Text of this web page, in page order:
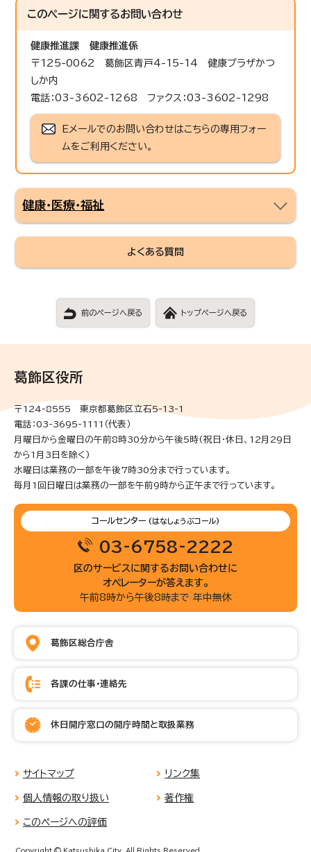
このページに関するお問い合わせ
健康推進課
健康推進係
〒125-0062 葛飾区青戸4-15-14 健康プラザかつ
しか内
電話：03-3602-1268 ファクス：03-3602-1298
Eメールでのお問い合わせはこちらの専用フォー
ムをご利用ください。
健康・医療・福祉
よくある質問
前のページへ戻る トップページへ戻る
葛飾区役所
〒124-8555 東京都葛飾区立石5-13-1
電話：03-3695-1111（代表）
月曜日から金曜日の午前8時30分から午後5時(祝日・休日、12月29日
から1月3日を除く)
水曜日は業務の一部を午後7時30分まで行っています。
毎月1回日曜日は業務の一部を午前9時から正午まで行っています。
コールセンター (はなしょうぶコール)
03-6758-2222
区のサービスに関するお問い合わせに
オペレーターが答えます。
午前8時から午後8時まで 年中無休
葛飾区総合庁舎
各課の仕事・連絡先
休日開庁窓口の開庁時間と取扱業務
サイトマップ リンク集
個人情報の取り扱い 著作権
このページへの評価
Copyright © Katsushika City, All Rights Reserved.